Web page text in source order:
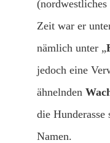
Zeit war er
nämlich unter „
jedoch eine
ähnelnden
die Hunderasse
Namen.